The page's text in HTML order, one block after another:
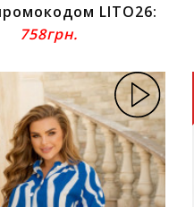
LITO26:
758грн.